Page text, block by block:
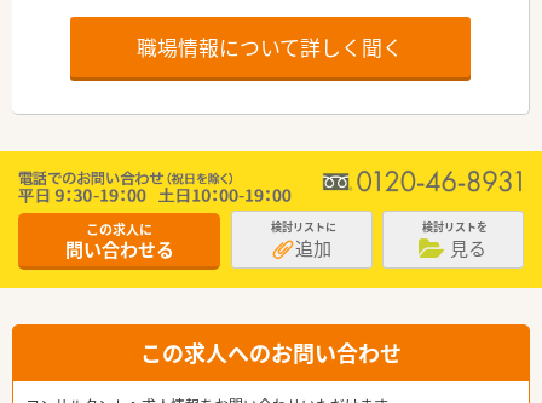
職場情報について詳しく聞く
この求人に
問い合わせる
検討リストに
追加
検討リストを
見る
この求人へのお問い合わせ